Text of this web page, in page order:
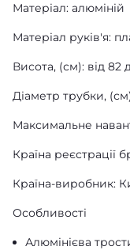
Матеріал: алюміній
Матеріал руків'я:
Висота, (см): від 82
Діаметр трубки,
Максимальне
Країна реєстрації
Країна-виробник:
Особливості
Алюмінієва